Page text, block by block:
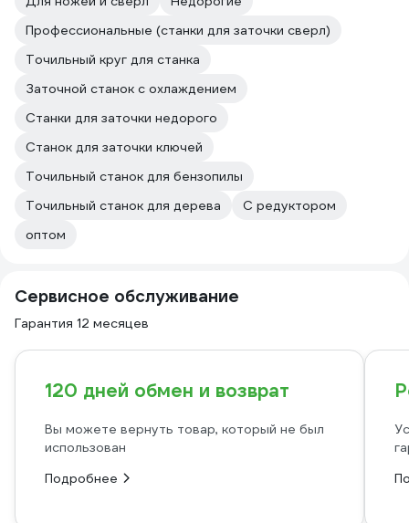
Профессиональные (станки для заточки сверл)
Точильный круг для станка
Заточной станок с охлаждением
Станки для заточки недорого
Станок для заточки ключей
Точильный станок для бензопилы
Точильный станок для дерева
С редуктором
оптом
Сервисное обслуживание
Гарантия 12 месяцев
120 дней обмен и возврат
Вы можете вернуть товар, который не был
использован
Подробнее